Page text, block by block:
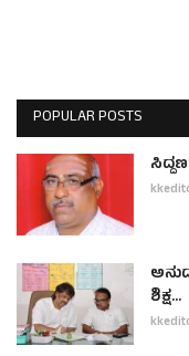
POPULAR POSTS
ಶಿಕ್ಷ...